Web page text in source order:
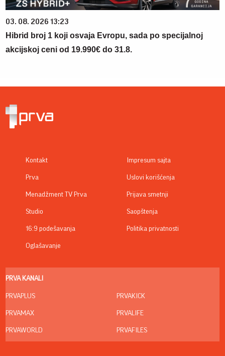
03. 08. 2026 13:23
Hibrid broj 1 koji osvaja Evropu, sada po specijalnoj
akcijskoj ceni od 19.990€ do 31.8.
Kontakt
Prva
Menadžment TV Prva
Studio
16:9 podešavanja
Oglašavanje
Impresum sajta
Uslovi korišćenja
Prijava smetnji
Saopštenja
Politika privatnosti
PRVA KANALI
PRVAPLUS
PRVAMAX
PRVAWORLD
PRVAKICK
PRVALIFE
PRVAFILES